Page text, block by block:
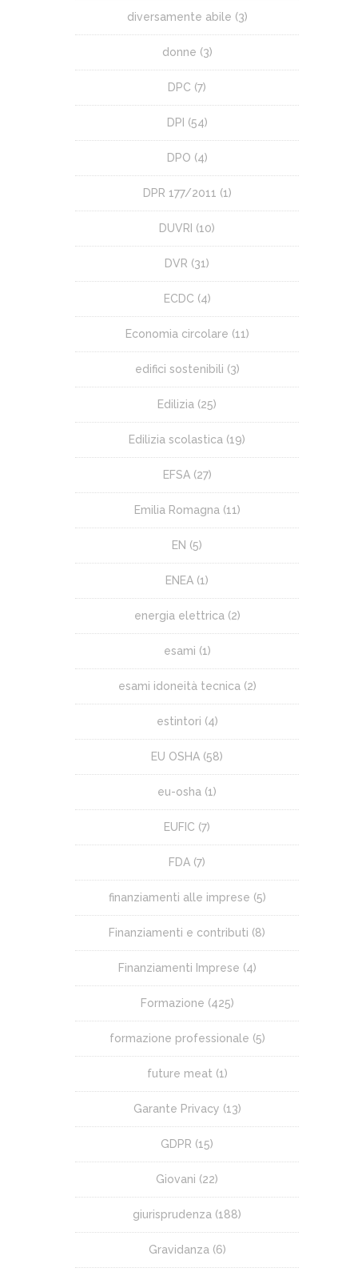
diversamente abile (3)
donne (3)
DPC (7)
DPI (54)
DPO (4)
DPR 177/2011 (1)
DUVRI (10)
DVR (31)
ECDC (4)
Economia circolare (11)
edifici sostenibili (3)
Edilizia (25)
Edilizia scolastica (19)
EFSA(27)
Emilia Romagna (11)
EN (5)
ENEA (1)
energia elettrica (2)
esami (1)
esami idoneità tecnica (2)
estintori (4)
EU OSHA (58)
eu-osha (1)
EUFIC (7)
FDA (7)
finanziamenti alle imprese (5)
Finanziamenti e contributi (8)
Finanziamenti Imprese (4)
Formazione (425)
formazione professionale (5)
future meat (1)
Garante Privacy (13)
GDPR (15)
Giovani (22)
giurisprudenza (188)
Gravidanza (6)